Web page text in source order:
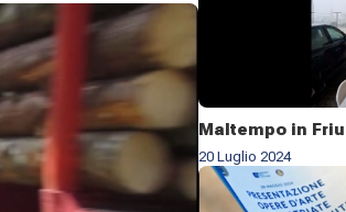
Maltempo in
20 Luglio 2024